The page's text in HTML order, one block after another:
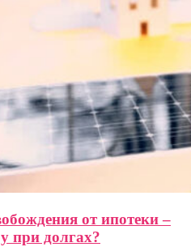
от ипотеки –
при долгах?